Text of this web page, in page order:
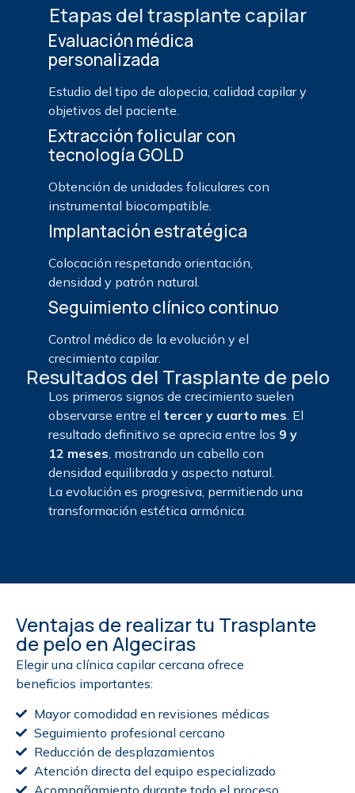
Etapas del trasplante capilar
Evaluación médica
personalizada
Estudio del tipo de alopecia, calidad capilar y
objetivos del paciente.
Extracción folicular con
tecnología GOLD
Obtención de unidades foliculares con
instrumental biocompatible.
Implantación estratégica
Colocación respetando orientación,
densidad y patrón natural.
Seguimiento clínico continuo
Control médico de la evolución y el
crecimiento capilar.
Resultados del Trasplante de pelo
Los primeros signos de crecimiento suelen
observarse entre el tercer y cuarto mes . El
resultado definitivo se aprecia entre los 9 y
12 meses , mostrando un cabello con
densidad equilibrada y aspecto natural.
La evolución es progresiva, permitiendo una
transformación estética armónica.
Ventajas de realizar tu Trasplante
de pelo en Algeciras
Elegir una clínica capilar cercana ofrece
beneficios importantes:
Mayor comodidad en revisiones médicas
Seguimiento profesional cercano
Reducción de desplazamientos
Atención directa del equipo especializado